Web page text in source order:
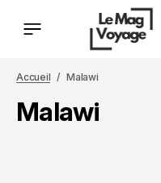
Accueil Malawi
Malawi